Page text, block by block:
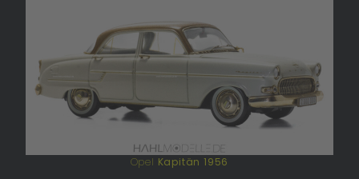
Opel Kapitän 1956